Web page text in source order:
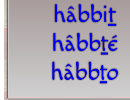
hâbbit
hâbbté
hâbbto